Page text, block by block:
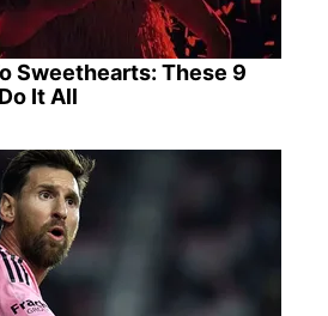
Sweethearts: These 9
It All